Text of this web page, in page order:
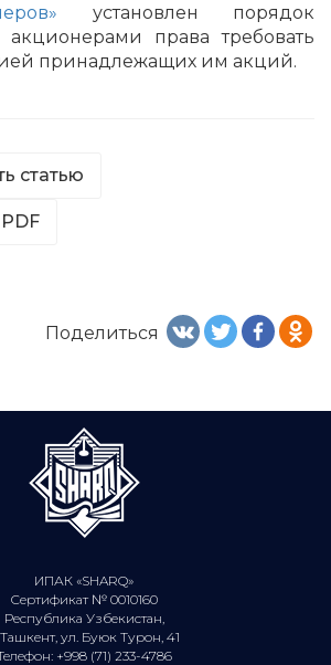
установлен порядок
акционерами права требовать
принадлежащих им акций.
статью
Поделиться
ИПАК «SHARQ»
Сертификат № 0010160
Республика Узбекистан,
Ташкент, ул. Буюк Турон, 41
+998 (71) 233-4786